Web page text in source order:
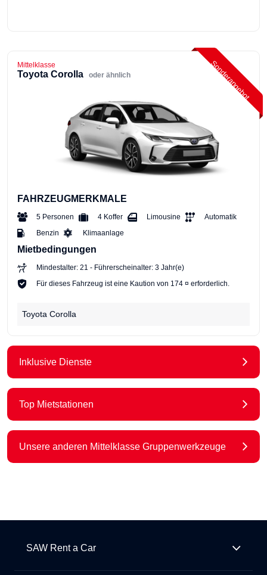
Sonderangebot
Mittelklasse
Toyota Corolla oder ähnlich
FAHRZEUGMERKMALE
5 Personen 4 Koffer Limousine
Automatik
Benzin
Klimaanlage
Mietbedingungen
Mindestalter: 21 - Führerscheinalter: 3 Jahr(e)
Für dieses Fahrzeug ist eine Kaution von 174 ¤ erforderlich.
Toyota Corolla
Inklusive Dienste
Top Mietstationen
Unsere anderen Mittelklasse Gruppenwerkzeuge
SAW Rent a Car